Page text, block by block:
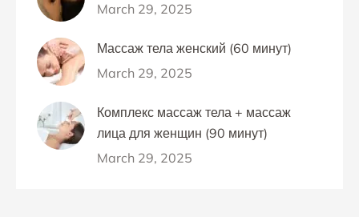
March 29, 2025
Массаж тела женский (60 минут)
March 29, 2025
Комплекс массаж тела + массаж
лица для женщин (90 минут)
March 29, 2025